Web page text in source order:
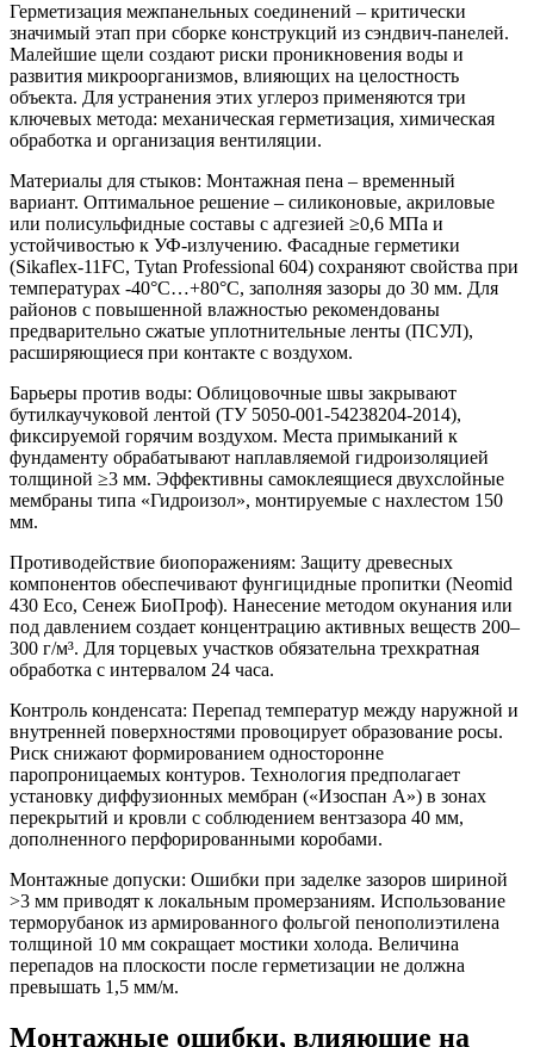
Герметизация межпанельных соединений – критически
значимый этап при сборке конструкций из сэндвич-панелей.
Малейшие щели создают риски проникновения воды и
развития микроорганизмов, влияющих на целостность
объекта. Для устранения этих углероз применяются три
ключевых метода: механическая герметизация, химическая
обработка и организация вентиляции.
Материалы для стыков: Монтажная пена – временный
вариант. Оптимальное решение – силиконовые, акриловые
или полисульфидные составы с адгезией ≥0,6 МПа и
устойчивостью к УФ-излучению. Фасадные герметики
(Sikaflex-11FC, Tytan Professional 604) сохраняют свойства при
температурах -40°C…+80°C, заполняя зазоры до 30 мм. Для
районов с повышенной влажностью рекомендованы
предварительно сжатые уплотнительные ленты (ПСУЛ),
расширяющиеся при контакте с воздухом.
Барьеры против воды: Облицовочные швы закрывают
бутилкаучуковой лентой (ТУ 5050-001-54238204-2014),
фиксируемой горячим воздухом. Места примыканий к
фундаменту обрабатывают наплавляемой гидроизоляцией
толщиной ≥3 мм. Эффективны самоклеящиеся двухслойные
мембраны типа «Гидроизол», монтируемые с нахлестом 150
мм.
Противодействие биопоражениям: Защиту древесных
компонентов обеспечивают фунгицидные пропитки (Neomid
430 Eco, Сенеж БиоПроф). Нанесение методом окунания или
под давлением создает концентрацию активных веществ 200–
300 г/м³. Для торцевых участков обязательна трехкратная
обработка с интервалом 24 часа.
Контроль конденсата: Перепад температур между наружной и
внутренней поверхностями провоцирует образование росы.
Риск снижают формированием односторонне
паропроницаемых контуров. Технология предполагает
установку диффузионных мембран («Изоспан А») в зонах
перекрытий и кровли с соблюдением вентзазора 40 мм,
дополненного перфорированными коробами.
Монтажные допуски: Ошибки при заделке зазоров шириной
>3 мм приводят к локальным промерзаниям. Использование
терморубанок из армированного фольгой пенополиэтилена
толщиной 10 мм сокращает мостики холода. Величина
перепадов на плоскости после герметизации не должна
превышать 1,5 мм/м.
Монтажные ошибки, влияющие на